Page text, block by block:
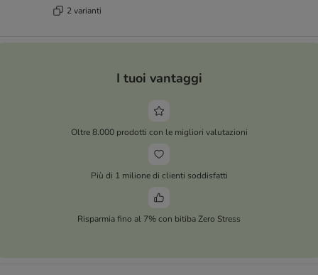
2 varianti
I tuoi vantaggi
Oltre 8.000 prodotti con le migliori valutazioni
Più di 1 milione di clienti soddisfatti
Risparmia fino al 7% con bitiba Zero Stress